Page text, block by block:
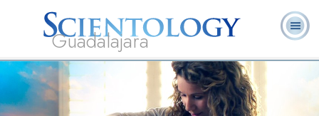
Guadalajara
L. Ronald
Hubbard
¿Qué es
Scientology?
Ministros
Voluntarios
Preguntas
Frecuentes